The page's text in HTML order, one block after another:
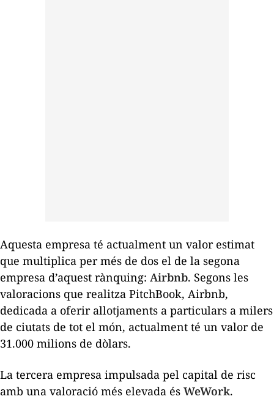
Aquesta empresa té actualment un valor estimat
que multiplica per més de dos el de la segona
empresa d’aquest rànquing: Airbnb. Segons les
valoracions que realitza PitchBook, Airbnb,
dedicada a oferir allotjaments a particulars a milers
de ciutats de tot el món, actualment té un valor de
31.000 milions de dòlars.
La tercera empresa impulsada pel capital de risc
amb una valoració més elevada és WeWork.